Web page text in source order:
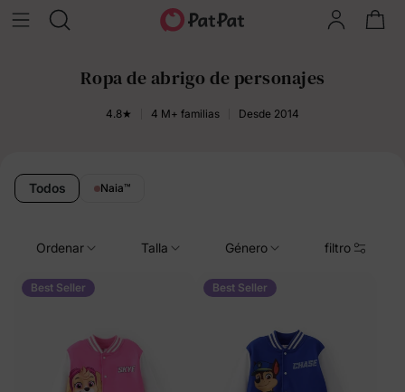
Ropa de abrigo de personajes
4.8★ 4 M+ familias Desde 2014
Todos Naia™
Ordenar Talla Género filtro
Best Seller Best Seller